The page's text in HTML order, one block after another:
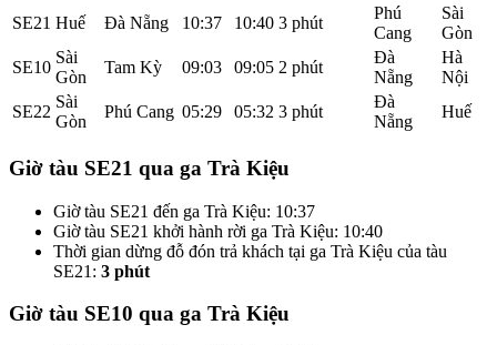
SE21 Huế Đà Nẵng 10:37 10:40 3 phút
Phú
Cang
Sài
Gòn
SE10
Sài
Gòn
Tam Kỳ 09:03 09:05 2 phút
Đà
Nẵng
Hà
Nội
SE22
Sài
Gòn
Phú Cang 05:29 05:32 3 phút
Đà
Nẵng
Huế
Giờ tàu SE21 qua ga Trà Kiệu
Giờ tàu SE21 đến ga Trà Kiệu: 10:37
Giờ tàu SE21 khởi hành rời ga Trà Kiệu: 10:40
Thời gian dừng đỗ đón trả khách tại ga Trà Kiệu của tàu
SE21: 3 phút
Giờ tàu SE10 qua ga Trà Kiệu